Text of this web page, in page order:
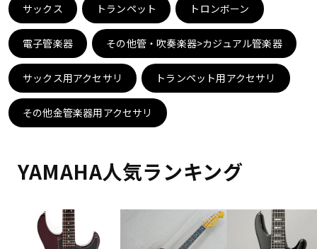
中古 ヴィンテージ
サックス トランペット トロンボーン
電子管楽器 その他管・吹奏楽器>カジュアル管楽器
サックス用アクセサリ トランペット用アクセサリ
その他金管楽器用アクセサリ
YAMAHA人気ランキング